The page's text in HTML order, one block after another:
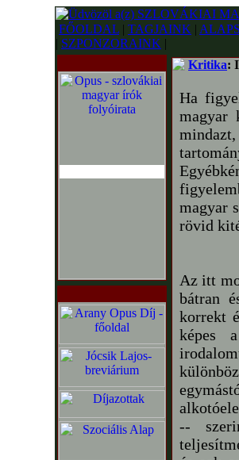
FŐOLDAL | TAGJAINK |
| SZPONZORAINK |
Kritika:
Ha
magyar
magyar
rövid
Az itt
bátran
korrekt
képes
--